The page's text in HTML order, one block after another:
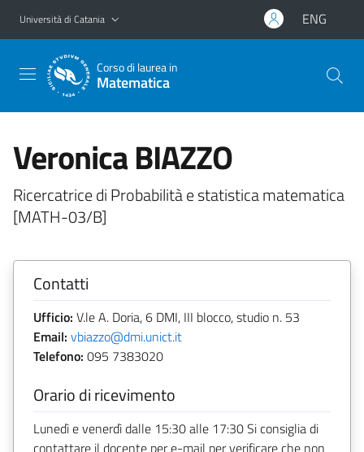
Vai al contenuto principale
Vai al menu di navigazione
Università di Catania ENG
Corso di laurea in
Matematica
Veronica BIAZZO
Ricercatrice di Probabilità e statistica matematica
[MATH-03/B]
Contatti
Ufficio: V.le A. Doria, 6 DMI, III blocco, studio n. 53
Email: vbiazzo@dmi.unict.it
Telefono: 095 7383020
Orario di ricevimento
Lunedì e venerdì dalle 15:30 alle 17:30 Si consiglia di
contattare il docente per e-mail per verificare che non